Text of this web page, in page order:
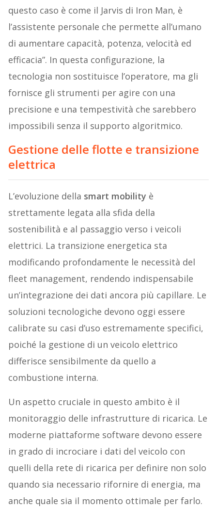
questo caso è come il Jarvis di Iron Man, è
l’assistente personale che permette all’umano
di aumentare capacità, potenza, velocità ed
efficacia”. In questa configurazione, la
tecnologia non sostituisce l’operatore, ma gli
fornisce gli strumenti per agire con una
precisione e una tempestività che sarebbero
impossibili senza il supporto algoritmico.
Gestione delle flotte e transizione
elettrica
L’evoluzione della smart mobility è
strettamente legata alla sfida della
sostenibilità e al passaggio verso i veicoli
elettrici. La transizione energetica sta
modificando profondamente le necessità del
fleet management, rendendo indispensabile
un’integrazione dei dati ancora più capillare. Le
soluzioni tecnologiche devono oggi essere
calibrate su casi d’uso estremamente specifici,
poiché la gestione di un veicolo elettrico
differisce sensibilmente da quello a
combustione interna.
Un aspetto cruciale in questo ambito è il
monitoraggio delle infrastrutture di ricarica. Le
moderne piattaforme software devono essere
in grado di incrociare i dati del veicolo con
quelli della rete di ricarica per definire non solo
quando sia necessario rifornire di energia, ma
anche quale sia il momento ottimale per farlo.